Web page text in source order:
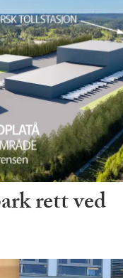
rett ved